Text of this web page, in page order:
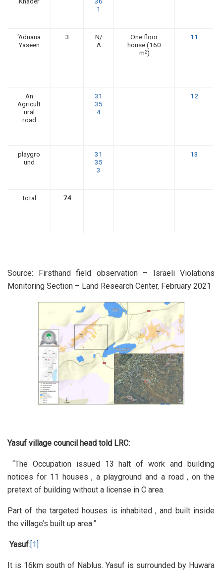
1
‘Adnana
Yaseen
3
N/
A
One floor
house (160
m2)
11
An
Agricult
ural
road
31
35
4
12
playgro
und
31
35
3
13
total 74
Source: Firsthand field observation – Israeli Violations
Monitoring Section – Land Research Center, February 2021
Yasuf village council head told LRC:
“The Occupation issued 13 halt of work and building
notices for 11 houses , a playground and a road , on the
pretext of building without a license in C area.
Part of the targeted houses is inhabited , and built inside
the village’s built up area.”
Yasuf: [1]
It is 16km south of Nablus. Yasuf is surrounded by Huwara